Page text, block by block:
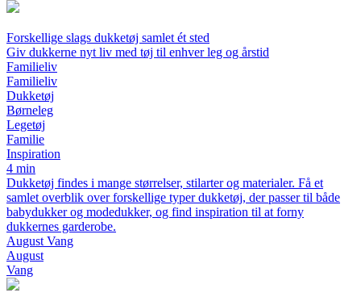
Forskellige slags dukketøj samlet ét sted
Giv dukkerne nyt liv med tøj til enhver leg og årstid
Familieliv
Familieliv
Dukketøj
Børneleg
Legetøj
Familie
Inspiration
4 min
Dukketøj findes i mange størrelser, stilarter og materialer. Få et
samlet overblik over forskellige typer dukketøj, der passer til både
babydukker og modedukker, og find inspiration til at forny
dukkernes garderobe.
August Vang
August
Vang